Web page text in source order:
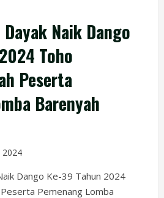
Dayak Naik Dango
Toho
Peserta
Barenyah
2024
Dango Ke-39 Tahun 2024
Pemenang Lomba